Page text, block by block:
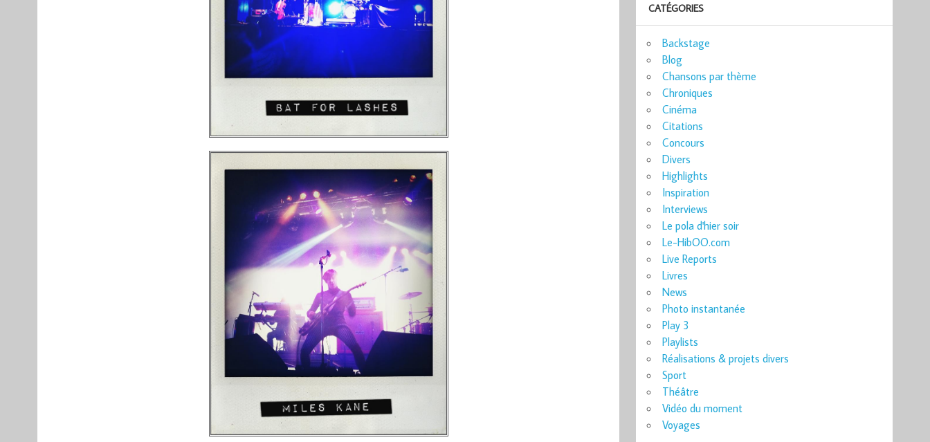
CATÉGORIES
Backstage
Blog
Chansons par thème
Chroniques
Cinéma
Citations
Concours
Divers
Highlights
Inspiration
Interviews
Le pola d'hier soir
Le-HibOO.com
Live Reports
Livres
News
Photo instantanée
Play 3
Playlists
Réalisations & projets divers
Sport
Théâtre
Vidéo du moment
Voyages